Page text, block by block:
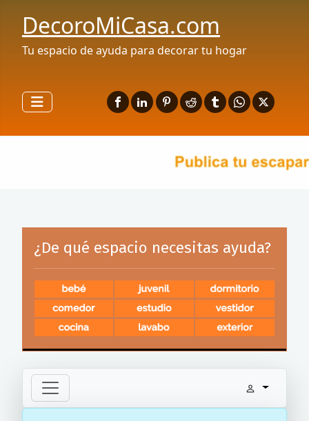
DecoroMiCasa.com
Tu espacio de ayuda para decorar tu hogar
¿De qué espacio necesitas ayuda?